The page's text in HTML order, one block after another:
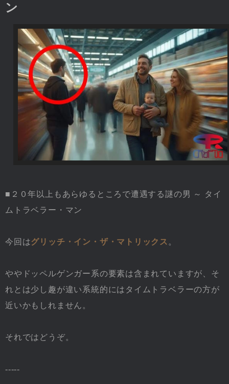
ン
■２０年以上もあらゆるところで遭遇する謎の男 ～ タイ
ムトラベラー・マン
今回はグリッチ・イン・ザ・マトリックス 。
ややドッペルゲンガー系の要素は含まれていますが、そ
れとは少し趣が違い系統的にはタイムトラベラーの方が
近いかもしれません。
それではどうぞ。
-----